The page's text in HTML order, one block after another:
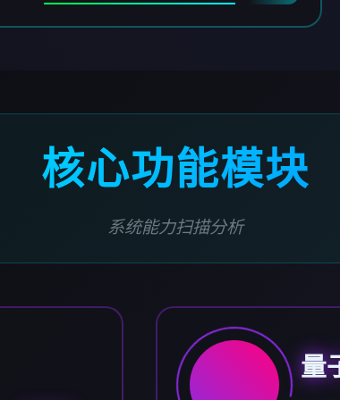
核心功能模块
系统能力扫描分析
量